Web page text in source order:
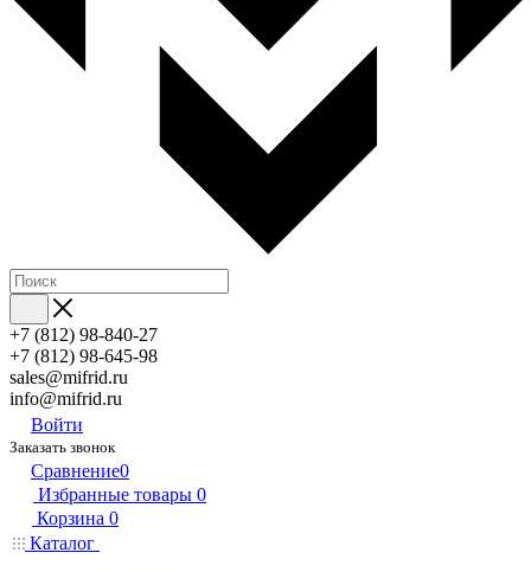
+7 (812) 98-840-27
+7 (812) 98-645-98
sales@mifrid.ru
info@mifrid.ru
Войти
Заказать звонок
Сравнение0
Избранные товары 0
Корзина 0
Каталог